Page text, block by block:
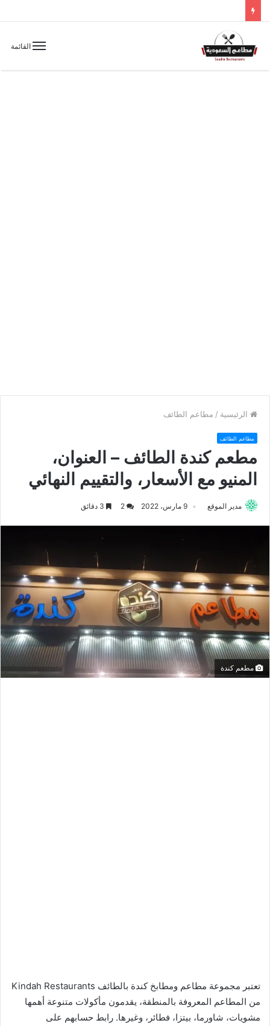
القائمة
الرئيسية / مطاعم الطائف
مطاعم الطائف
مطعم كندة الطائف – العنوان،
المنيو مع الأسعار، والتقييم النهائي
مدير الموقع 9 مارس، 2022
مطعم كندة
تعتبر مجموعة مطاعم ومطابخ كندة بالطائف Kindah Restaurants
من المطاعم المعروفة بالمنطقة، يقدمون مأكولات متنوعة أهمها
مشويات، شاورما، بيتزا، فطائر، وغيرها. رابط حسابهم على